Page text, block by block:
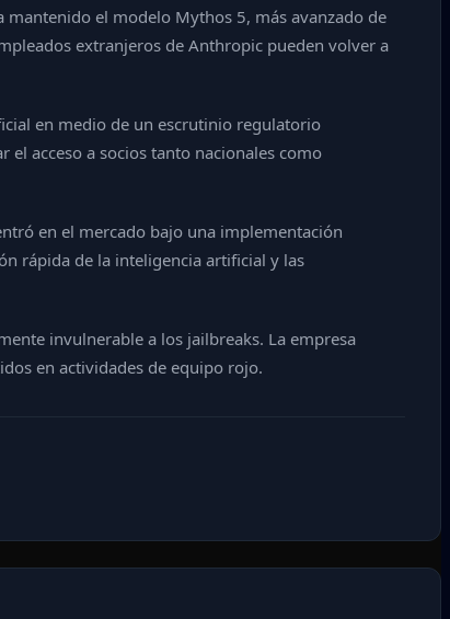
el modelo Mythos 5, más avanzado de
extranjeros de Anthropic pueden volver a
en medio de un escrutinio regulatorio
acceso a socios tanto nacionales como
en el mercado bajo una implementación
rápida de la inteligencia artificial y las
invulnerable a los jailbreaks. La empresa
en actividades de equipo rojo.